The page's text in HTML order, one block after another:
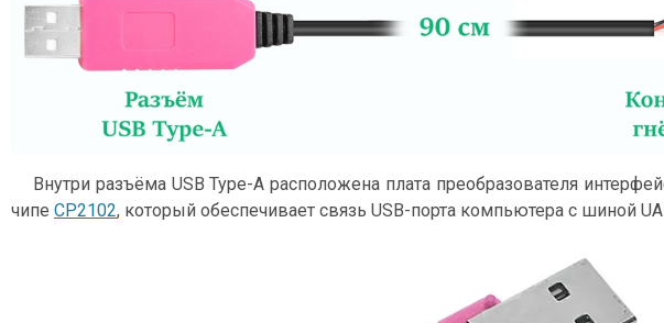
Внутри разъёма USB Type-A расположена плата преобразователя
чипе CP2102, который обеспечивает связь USB-порта компьютера с шиной